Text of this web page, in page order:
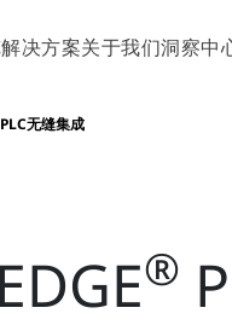
解决方案关于我们洞察中
PLC无缝集成
®